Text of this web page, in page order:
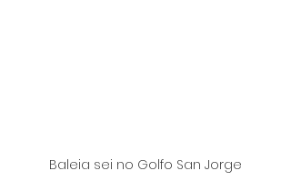
Baleia sei no Golfo San Jorge